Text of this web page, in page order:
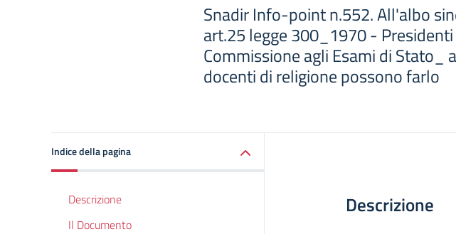
Snadir Info-point n.552. All'albo
art.25 legge 300_1970 -
Commissione agli Esami di Stato_
docenti di religione possono farlo
Indice della pagina
Descrizione
Il Documento
Descrizione